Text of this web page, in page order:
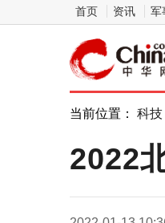
首页 资讯 军
当前位置： 科技
2022